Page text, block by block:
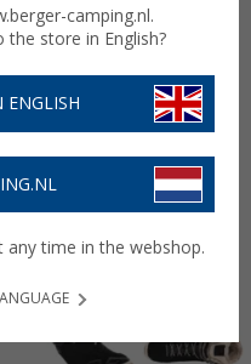
camping.nl.
store in English?
ENGLISH
any time in the webshop.